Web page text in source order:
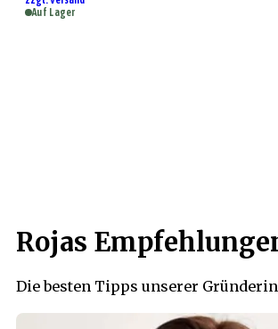
Auf Lager
Rojas
Die besten Tipps unserer